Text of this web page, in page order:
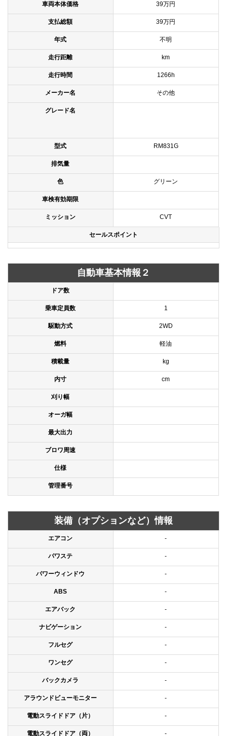
車両本体価格 39万円
支払総額 39万円
年式 不明
走行距離 km
走行時間 1266h
メーカー名 その他
グレード名
型式 RM831G
排気量
色 グリーン
車検有効期限
ミッション CVT
セールスポイント
自動車基本情報２
ドア数
乗車定員数 1
駆動方式 2WD
燃料 軽油
積載量 kg
内寸 cm
刈り幅
オーガ幅
最大出力
ブロワ周速
仕様
管理番号
装備（オプションなど）情報
エアコン -
パワステ -
パワーウィンドウ -
ABS -
エアバック -
ナビゲーション -
フルセグ -
ワンセグ -
バックカメラ -
アラウンドビューモニター -
電動スライドドア（片） -
電動スライドドア（両） -